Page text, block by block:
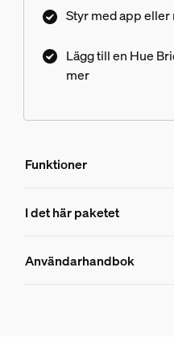
Styr med app eller
Lägg till en Hue
mer
Funktioner
Funktioner
8719514871687
I det här paketet
Användarhandbok